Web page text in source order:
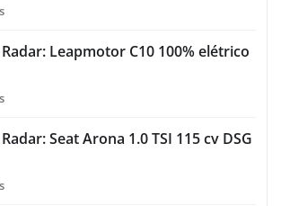
Leapmotor C10 100% elétrico
Seat Arona 1.0 TSI 115 cv DSG